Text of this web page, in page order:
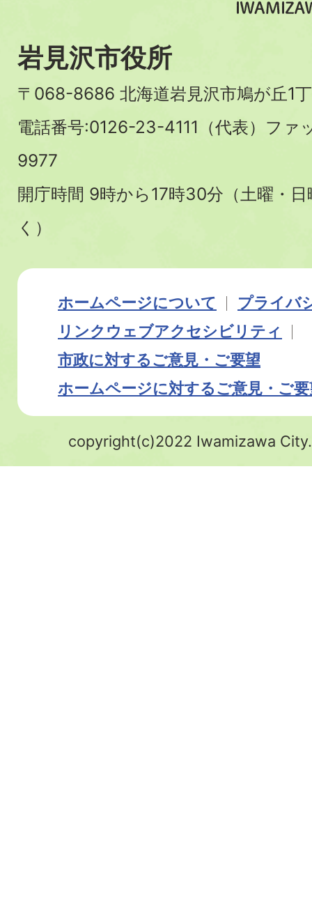
岩見沢市役所
〒068-8686 北海道岩見沢市鳩が丘1
電話番号:0126-23-4111（代表）フ
9977
開庁時間 9時から17時30分（土曜・
く）
ホームページについて
プライバ
リンク ウェブアクセシビリティ
市政に対するご意見・ご要望
ホームページに対するご意見・ご
copyright(c)2022 Iwamizawa